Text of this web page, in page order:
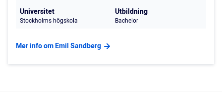
Universitet
Stockholms högskola
Utbildning
Bachelor
Mer info om Emil Sandberg